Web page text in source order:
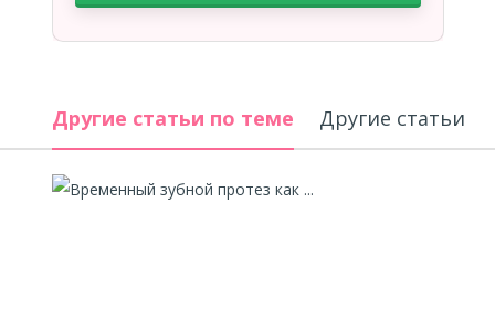
Другие статьи по теме